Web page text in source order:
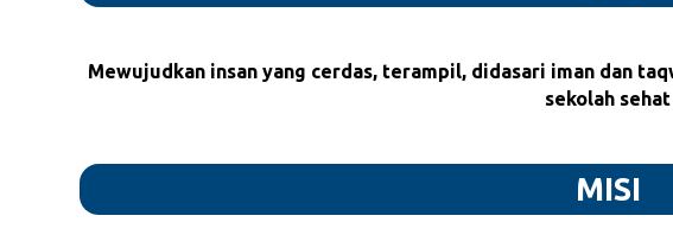
Mewujudkan insan yang cerdas, terampil, didasari iman dan
sekolah sehat
MISI